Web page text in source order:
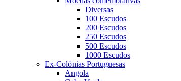
Diversas
100 Escudos
200 Escudos
250 Escudos
500 Escudos
1000 Escudos
Ex-Colónias Portuguesas
Angola